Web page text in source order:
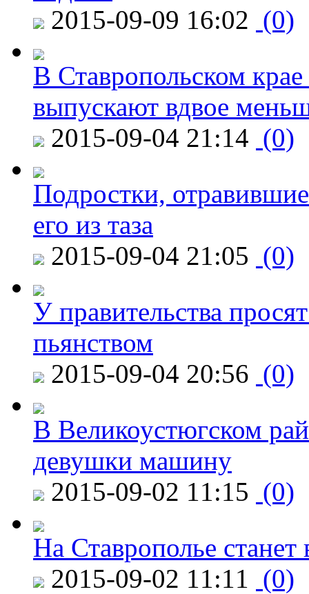
2015-09-09 16:02 (0)
В Ставропольском
выпускают вдвое
2015-09-04 21:14 (0)
Подростки,
его из таза
2015-09-04 21:05 (0)
У правительства
пьянством
2015-09-04 20:56 (0)
В Великоустюгском
девушки машину
2015-09-02 11:15 (0)
На Ставрополье
2015-09-02 11:11 (0)